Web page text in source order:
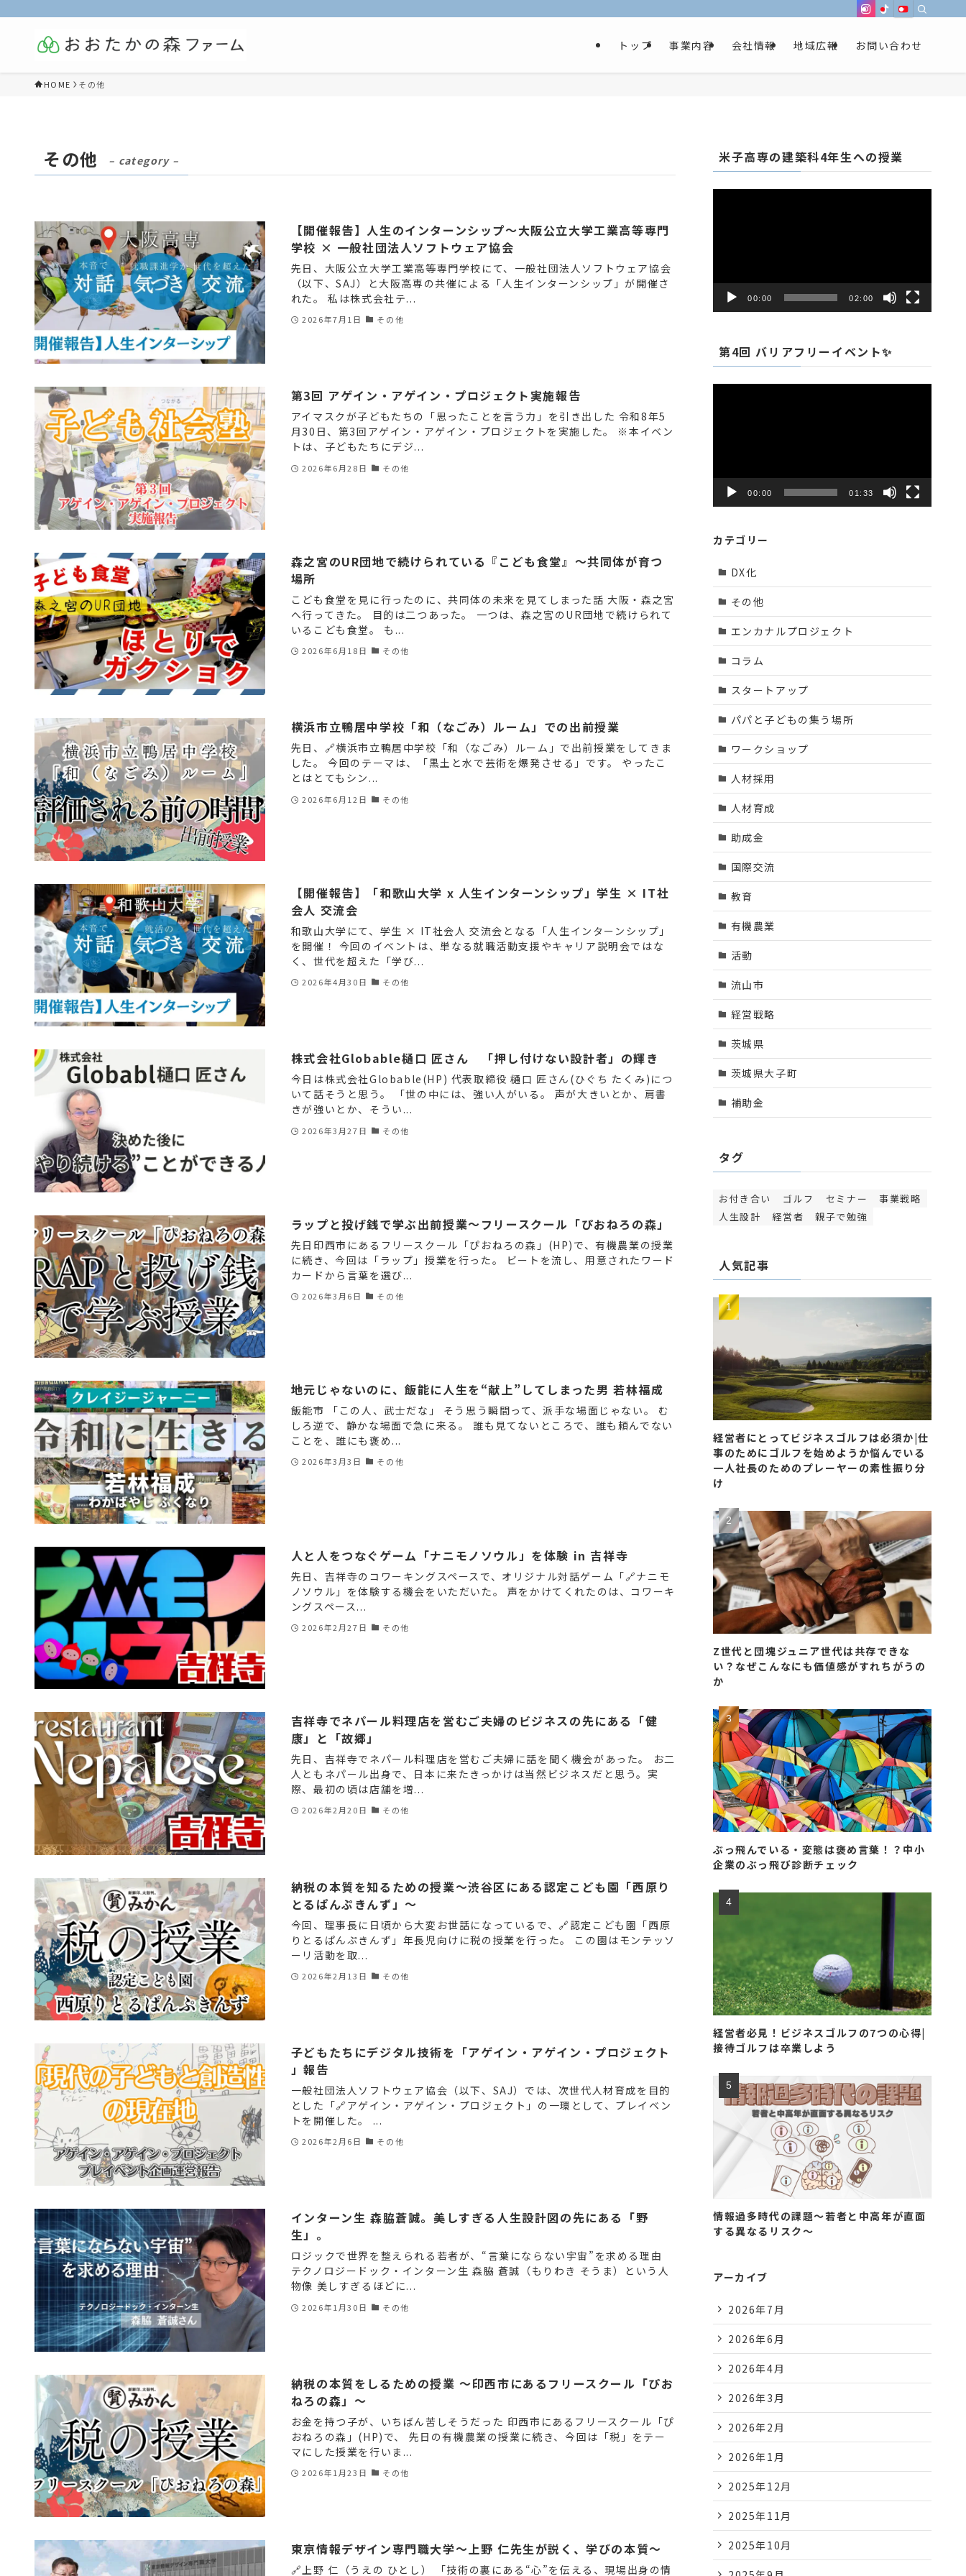
トップ 事業内容 会社情報 地域広報 お問い合わせ
HOME その他
その他 – category –
【開催報告】人生のインターンシップ～大阪公立大学工業高等専門
学校 × 一般社団法人ソフトウェア協会
先日、大阪公立大学工業高等専門学校にて、一般社団法人ソフトウェア協会
（以下、SAJ）と大阪高専の共催による「人生インターンシップ」が開催さ
れた。 私は株式会社テ...
2026年7月1日 その他
第3回 アゲイン・アゲイン・プロジェクト実施報告
アイマスクが子どもたちの「思ったことを言う力」を引き出した 令和8年5
月30日、第3回アゲイン・アゲイン・プロジェクトを実施した。 ※本イベン
トは、子どもたちにデジ...
2026年6月28日 その他
森之宮のUR団地で続けられている『こども食堂』～共同体が育つ
場所
こども食堂を見に行ったのに、共同体の未来を見てしまった話 大阪・森之宮
へ行ってきた。 目的は二つあった。 一つは、森之宮のUR団地で続けられて
いるこども食堂。 も...
2026年6月18日 その他
横浜市立鴨居中学校「和（なごみ）ルーム」での出前授業
先日、🔗横浜市立鴨居中学校「和（なごみ）ルーム」で出前授業をしてきま
した。 今回のテーマは、「黒土と水で芸術を爆発させる」です。 やったこ
とはとてもシン...
2026年6月12日 その他
【開催報告】「和歌山大学 x 人生インターンシップ」学生 × IT社
会人 交流会
和歌山大学にて、学生 × IT社会人 交流会となる「人生インターンシップ」
を開催！ 今回のイベントは、単なる就職活動支援やキャリア説明会ではな
く、世代を超えた「学び...
2026年4月30日 その他
株式会社Globable樋口 匠さん 「押し付けない設計者」の輝き
今日は株式会社Globable(HP) 代表取締役 樋口 匠さん(ひぐち たくみ)につ
いて話そうと思う。 「世の中には、強い人がいる。 声が大きいとか、肩書
きが強いとか、そうい...
2026年3月27日 その他
ラップと投げ銭で学ぶ出前授業～フリースクール「ぴおねろの森」
先日印西市にあるフリースクール「ぴおねろの森」(HP)で、有機農業の授業
に続き、今回は「ラップ」授業を行った。 ビートを流し、用意されたワード
カードから言葉を選び...
2026年3月6日 その他
地元じゃないのに、飯能に人生を“献上”してしまった男 若林福成
飯能市 「この人、武士だな」 そう思う瞬間って、派手な場面じゃない。 む
しろ逆で、静かな場面で急に来る。 誰も見てないところで、誰も頼んでない
ことを、誰にも褒め...
2026年3月3日 その他
人と人をつなぐゲーム「ナニモノソウル」を体験 in 吉祥寺
先日、吉祥寺のコワーキングスペースで、オリジナル対話ゲーム「🔗ナニモ
ノソウル」を体験する機会をいただいた。 声をかけてくれたのは、コワーキ
ングスペース...
2026年2月27日 その他
吉祥寺でネパール料理店を営むご夫婦のビジネスの先にある「健
康」と「故郷」
先日、吉祥寺でネパール料理店を営むご夫婦に話を聞く機会があった。 お二
人ともネパール出身で、日本に来たきっかけは当然ビジネスだと思う。実
際、最初の頃は店舗を増...
2026年2月20日 その他
納税の本質を知るための授業～渋谷区にある認定こども園「西原り
とるぱんぷきんず」～
今回、理事長に日頃から大変お世話になっているで、🔗認定こども園「西原
りとるぱんぷきんず」年長児向けに税の授業を行った。 この園はモンテッソ
ーリ活動を取...
2026年2月13日 その他
子どもたちにデジタル技術を「アゲイン・アゲイン・プロジェクト
」報告
一般社団法人ソフトウェア協会（以下、SAJ）では、次世代人材育成を目的
とした「🔗アゲイン・アゲイン・プロジェクト」の一環として、プレイベン
トを開催した。 ...
2026年2月6日 その他
インターン生 森脇蒼誠。美しすぎる人生設計図の先にある「野
生」。
ロジックで世界を整えられる若者が、“言葉にならない宇宙”を求める理由
テクノロジードック・インターン生 森脇 蒼誠（もりわき そうま）という人
物像 美しすぎるほどに...
2026年1月30日 その他
納税の本質をしるための授業 ～印西市にあるフリースクール「ぴお
ねろの森」～
お金を持つ子が、いちばん苦しそうだった 印西市にあるフリースクール「ぴ
おねろの森」(HP)で、 先日の有機農業の授業に続き、今回は「税」をテー
マにした授業を行いま...
2026年1月23日 その他
東京情報デザイン専門職大学～上野 仁先生が説く、学びの本質～
🔗上野 仁（うえの ひとし） 「技術の裏にある“心”を伝える、現場出身の情
米子高専の建築科4年生への授業
00:00 02:00
第4回 バリアフリーイベント✨
00:00 01:33
カテゴリー
DX化
その他
エンカナルプロジェクト
コラム
スタートアップ
パパと子どもの集う場所
ワークショップ
人材採用
人材育成
助成金
国際交流
教育
有機農業
活動
流山市
経営戦略
茨城県
茨城県大子町
補助金
タグ
お付き合い ゴルフ セミナー
事業戦略
人生設計
経営者 親子で勉強
人気記事
経営者にとってビジネスゴルフは必須か|仕
事のためにゴルフを始めようか悩んでいる
一人社長のためのプレーヤーの素性振り分
け
Z世代と団塊ジュニア世代は共存できな
い？なぜこんなにも価値感がすれちがうの
か
ぶっ飛んでいる・変態は褒め言葉！？中小
企業のぶっ飛び診断チェック
経営者必見！ビジネスゴルフの7つの心得|
接待ゴルフは卒業しよう
情報過多時代の課題～若者と中高年が直面
する異なるリスク～
アーカイブ
2026年7月
2026年6月
2026年4月
2026年3月
2026年2月
2026年1月
2025年12月
2025年11月
2025年10月